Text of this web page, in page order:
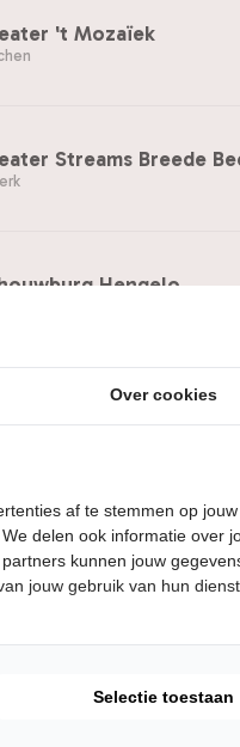
't Mozaïek
Streams Breede
Hengelo
Middelburg
Over cookies
af te stemmen op
delen ook informatie over
kunnen jouw
jouw gebruik van hun
Selectie toestaan